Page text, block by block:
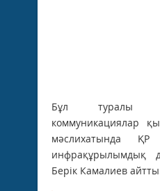
Бұл туралы
коммуникациялар
мәслихатында
инфрақұрылымдық
Берік Камалиев